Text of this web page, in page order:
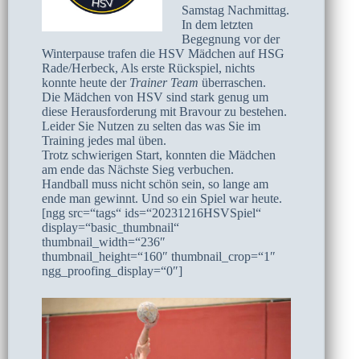
Samstag Nachmittag.
In dem letzten
Begegnung vor der
Winterpause trafen die HSV Mädchen auf HSG
Rade/Herbeck, Als erste Rückspiel, nichts
konnte heute der Trainer Team überraschen.
Die Mädchen von HSV sind stark genug um
diese Herausforderung mit Bravour zu bestehen.
Leider Sie Nutzen zu selten das was Sie im
Training jedes mal üben.
Trotz schwierigen Start, konnten die Mädchen
am ende das Nächste Sieg verbuchen.
Handball muss nicht schön sein, so lange am
ende man gewinnt. Und so ein Spiel war heute.
[ngg src=“tags“ ids=“20231216HSVSpiel“
display=“basic_thumbnail“
thumbnail_width=“236″
thumbnail_height=“160″ thumbnail_crop=“1″
ngg_proofing_display=“0″]